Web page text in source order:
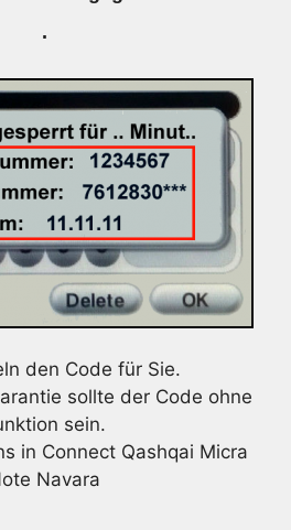
.
den Code für Sie.
sollte der Code ohne
sein.
in Connect Qashqai Micra
Navara